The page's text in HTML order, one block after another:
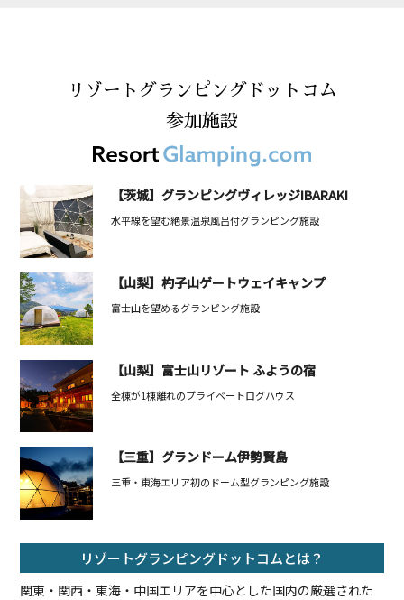
リゾートグランピングドットコム
参加施設
【茨城】グランピングヴィレッジIBARAKI
水平線を望む絶景温泉風呂付グランピング施設
【山梨】杓子山ゲートウェイキャンプ
富士山を望めるグランピング施設
【山梨】富士山リゾート ふようの宿
全棟が1棟離れのプライベートログハウス
【三重】グランドーム伊勢賢島
三重・東海エリア初のドーム型グランピング施設
リゾートグランピングドットコムとは？
関東・関西・東海・中国エリアを中心とした国内の厳選された